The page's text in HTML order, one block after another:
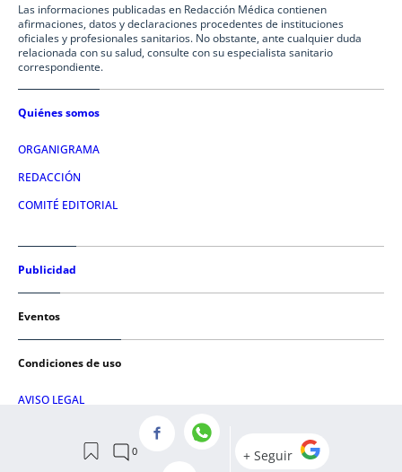
Las informaciones publicadas en Redacción Médica contienen
afirmaciones, datos y declaraciones procedentes de instituciones
oficiales y profesionales sanitarios. No obstante, ante cualquier duda
relacionada con su salud, consulte con su especialista sanitario
correspondiente.
Quiénes somos
ORGANIGRAMA
REDACCIÓN
COMITÉ EDITORIAL
Publicidad
Eventos
Condiciones de uso
AVISO LEGAL
POLÍTICA DE COOKIES